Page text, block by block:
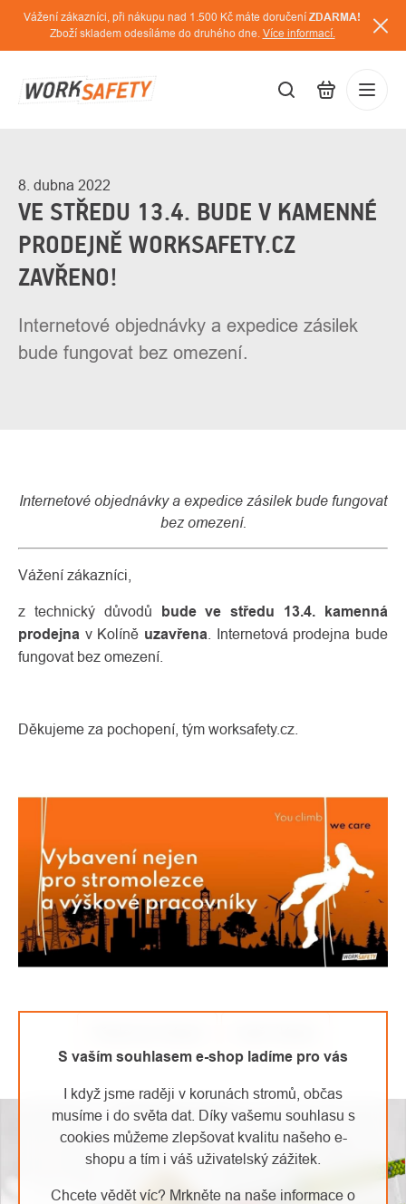
S vaším souhlasem e-shop ladíme pro vás
I když jsme raději v korunách stromů, občas
musíme i do světa dat. Díky vašemu souhlasu s
cookies můžeme zlepšovat kvalitu našeho e-
shopu a tím i váš uživatelský zážitek.
Chcete vědět víc? Mrkněte na naše informace o
Přejít
obsah
Vážení zákazníci, při nákupu nad 1.500 Kč máte doručení ZDARMA!
Zboží skladem odesíláme do druhého dne. Více informací.
O
8. dubna 2022
VE STŘEDU 13.4. BUDE V KAMENNÉ
PRODEJNĚ WORKSAFETY.CZ
ZAVŘENO!
Internetové objednávky a expedice zásilek
bude fungovat bez omezení.
Internetové objednávky a expedice zásilek bude fungovat
bez omezení.
Vážení zákazníci,
z technický důvodů bude ve středu 13.4. kamenná
prodejna v Kolíně uzavřena . Internetová prodejna bude
fungovat bez omezení.
Děkujeme za pochopení, tým worksafety.cz.